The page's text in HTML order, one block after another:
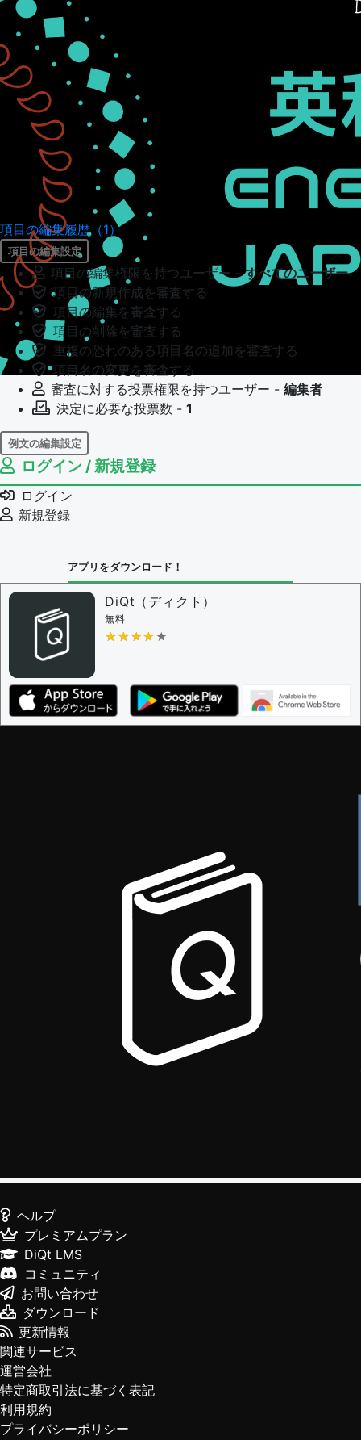
項目の編集履歴（1）
項目の編集設定
項目の編集権限を持つユーザー -すべてのユーザー
項目の新規作成を審査する
項目の編集を審査する
項目の削除を審査する
重複の恐れのある項目名の追加を審査する
項目名の変更を審査する
審査に対する投票権限を持つユーザー - 編集者
決定に必要な投票数 - 1
例文の編集設定
例文の編集権限を持つユーザー -
例文の編集を審査する
例文の削除を審査する
審査に対する投票権限を持つユーザー -
問題の編集権限を持つユーザー -
審査に対する投票権限を持つユーザー -
ザー
決定に必要な投票数 -
編集ガイドライン
ログイン / 新規登録
ログイン
新規登録
アプリをダウンロード！
DiQt（ディクト）
無料
★★★★★
★★★★★
ヘルプ
プレミアムプラン
DiQt LMS
コミュニティ
お問い合わせ
ダウンロード
更新情報
関連サービス
運営会社
特定商取引法に基づく表記
利用規約
プライバシーポリシー